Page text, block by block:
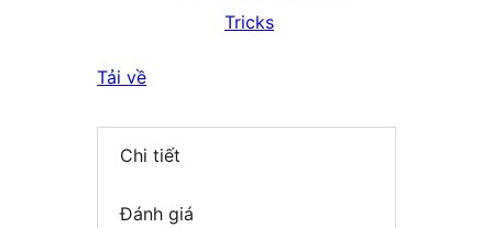
Tricks
Tải về
Chi tiết
Đánh giá